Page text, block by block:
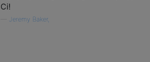
Ci!
Jeremy Baker,